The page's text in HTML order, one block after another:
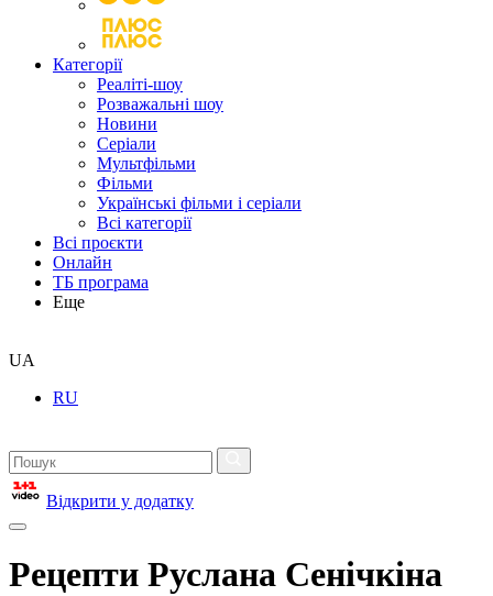
Категорії
Реаліті-шоу
Розважальні шоу
Новини
Серіали
Мультфільми
Фільми
Українські фільми і серіали
Всі категорії
Всі проєкти
Онлайн
ТБ програма
Еще
UA
RU
Відкрити у додатку
Рецепти Руслана Сенічкіна